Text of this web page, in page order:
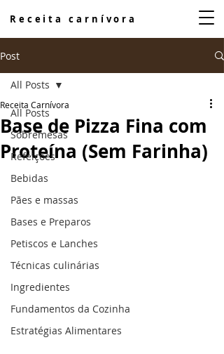
Receita carnívora
Post
All Posts
Sobremesas
Refeições
Bebidas
Pães e massas
Bases e Preparos
Petiscos e Lanches
Técnicas culinárias
Ingredientes
Fundamentos da Cozinha
Estratégias Alimentares
All Posts
Base de Pizza Fina com
Proteína (Sem Farinha)
Receita Carnívora